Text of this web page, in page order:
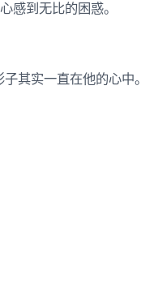
感到无比的困惑。
其实一直在他的心中。